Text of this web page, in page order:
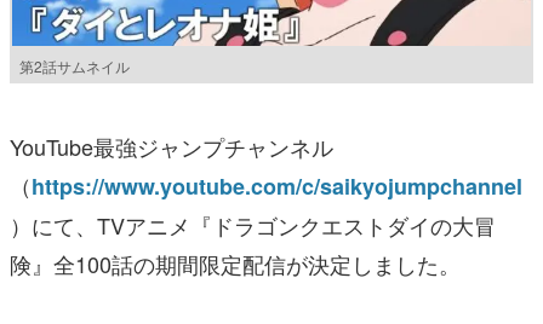
第2話サムネイル
YouTube最強ジャンプチャンネル
（https://www.youtube.com/c/saikyojumpchannel
）にて、TVアニメ『ドラゴンクエストダイの大冒
険』全100話の期間限定配信が決定しました。